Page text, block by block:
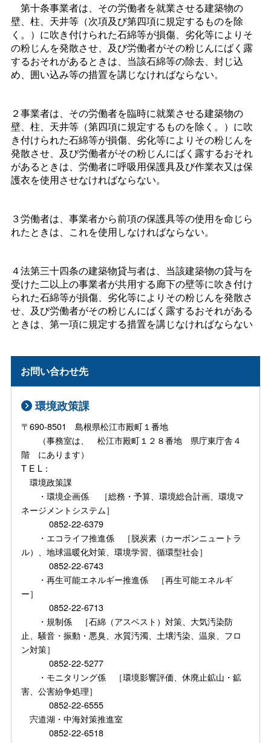
第十条事業者は、その労働者を就業させる建築物の
壁、柱、天井等（次項及び第四項に規定するものを除
く。）に吹き付けられた石綿等が損傷、劣化等によりそ
の粉じんを発散させ、及び労働者がその粉じんにばく露
するおそれがあるときは、当該石綿等の除去、封じ込
め、囲い込み等の措置を講じなければならない。
２事業者は、その労働者を臨時に就業させる建築物の
壁、柱、天井等（第四項に規定するものを除く。）に吹
き付けられた石綿等が損傷、劣化等によりその粉じんを
発散させ、及び労働者がその粉じんにばく露するおそれ
があるときは、労働者に呼吸用保護具及び作業衣又は保
護衣を使用させなければならない。
３労働者は、事業者から前項の保護具等の使用を命じら
れたときは、これを使用しなければならない。
４法第三十四条の建築物貸与者は、当該建築物の貸与を
受けた二以上の事業者が共用する廊下の壁等に吹き付け
られた石綿等が損傷、劣化等によりその粉じんを発散さ
せ、及び労働者がその粉じんにばく露するおそれがある
ときは、第一項に規定する措置を講じなければならない
お問い合わせ先
環境政策課
〒690-8501 島根県松江市殿町１番地
（事務室は、 松江市殿町１２８番地 県庁東庁舎４
階 にあります）
T E L：
環境政策課
・環境企画係 ［総務・予算、環境総合計画、環境マ
ネージメントシステム］
0852-22-6379
・エコライフ推進係 ［脱炭素（カーボンニュートラ
ル）、地球温暖化対策、環境学習、循環型社会］
0852-22-6743
・再生可能エネルギー推進係 ［再生可能エネルギ
ー］
0852-22-6713
・規制係 ［石綿（アスベスト）対策、大気汚染防
止、騒音・振動・悪臭、水質汚濁、土壌汚染、温泉、フロ
ン対策］
0852-22-5277
・モニタリング係 ［環境影響評価、休廃止鉱山・鉱
害、公害紛争処理］
0852-22-6555
宍道湖・中海対策推進室
0852-22-6518